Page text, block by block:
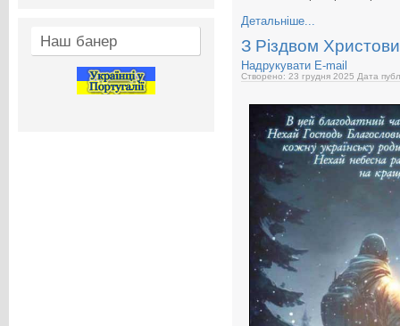
Наш банер
Детальніше...
З Різдвом
Надрукувати E-mail
Створено: 23 грудня 2025 Дата